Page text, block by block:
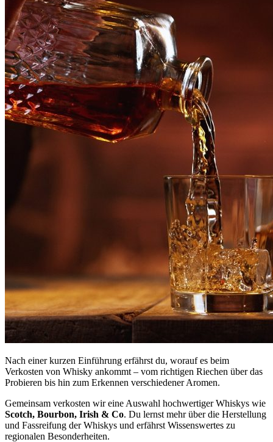
Nach einer kurzen Einführung erfährst du, worauf es beim
Verkosten von Whisky ankommt – vom richtigen Riechen über das
Probieren bis hin zum Erkennen verschiedener Aromen.
Gemeinsam verkosten wir eine Auswahl hochwertiger Whiskys wie
Scotch, Bourbon, Irish & Co. Du lernst mehr über die Herstellung
und Fassreifung der Whiskys und erfährst Wissenswertes zu
regionalen Besonderheiten.